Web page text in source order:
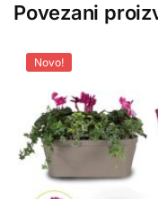
Povezani
Novo!